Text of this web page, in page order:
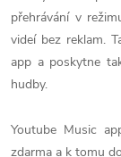
přehrávání v
videí bez reklam.
app a poskytne
hudby.
Youtube Music
zdarma a k tomu